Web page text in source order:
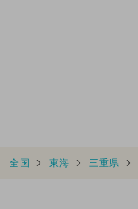
全国 東海 三重県